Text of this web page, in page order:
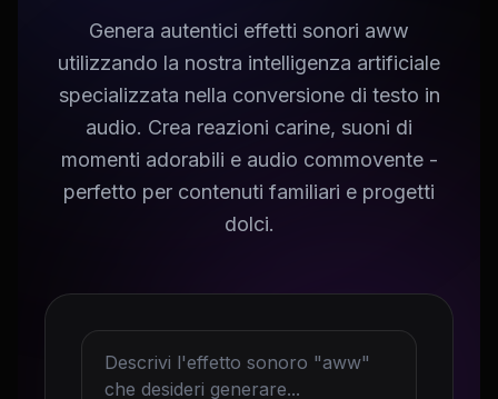
Genera autentici effetti sonori aww
utilizzando la nostra intelligenza artificiale
specializzata nella conversione di testo in
audio. Crea reazioni carine, suoni di
momenti adorabili e audio commovente -
perfetto per contenuti familiari e progetti
dolci.